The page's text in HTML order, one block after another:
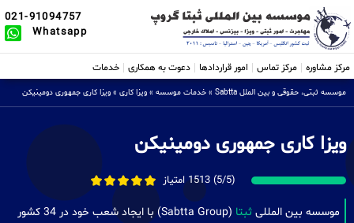
021-91094757
Whatsapp
مرکز مشاوره مرکز تماس امور قراردادها دعوت به همکاری خدمات
موسسه ثبتی، حقوقی و بین الملل Sabtta » خدمات موسسه » ویزا کاری » ویزا کاری جمهوری دومینیکن
ویزا کاری جمهوری دومینیکن
(5/5) 1513 امتیاز
موسسه بین المللی ثبتا
(Sabtta Group) با ایجاد شعب خود در 34 کشور